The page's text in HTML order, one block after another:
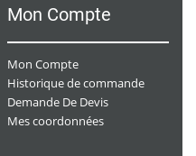
Mon Compte
Mon Compte
Historique de commande
Demande De Devis
Mes coordonnées